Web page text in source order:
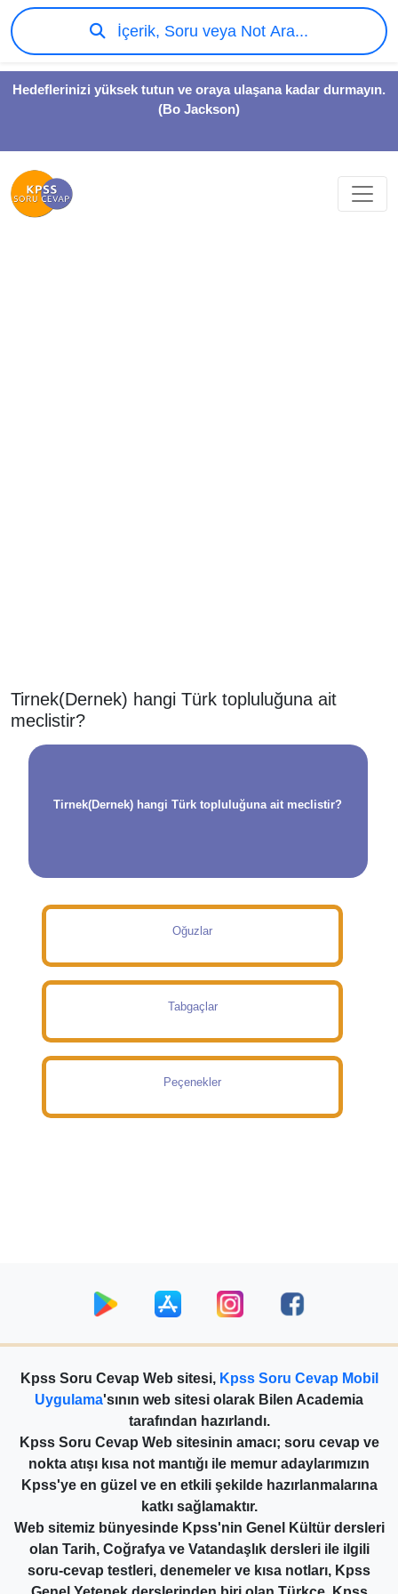
Hedeflerinizi yüksek tutun ve oraya ulaşana kadar durmayın.
(Bo Jackson)
İçerik, Soru veya Not Ara...
Tirnek(Dernek) hangi Türk topluluğuna ait
meclistir?
Tirnek(Dernek) hangi Türk topluluğuna ait meclistir?
Oğuzlar
Tabgaçlar
Peçenekler
Kpss Soru Cevap Web sitesi, Kpss Soru Cevap Mobil
Uygulama'sının web sitesi olarak Bilen Academia
tarafından hazırlandı.
Kpss Soru Cevap Web sitesinin amacı; soru cevap ve
nokta atışı kısa not mantığı ile memur adaylarımızın
Kpss'ye en güzel ve en etkili şekilde hazırlanmalarına
katkı sağlamaktır.
Web sitemiz bünyesinde Kpss'nin Genel Kültür dersleri
olan Tarih, Coğrafya ve Vatandaşlık dersleri ile ilgili
soru-cevap testleri, denemeler ve kısa notları, Kpss